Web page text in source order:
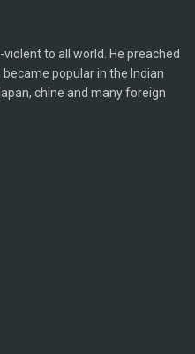
to all world. He preached
popular in the Indian
chine and many foreign